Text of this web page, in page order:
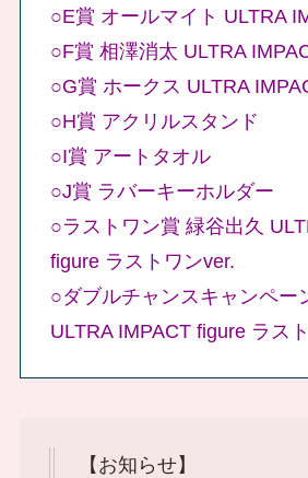
○E賞 オールマイト ULTRA
○F賞 相澤消太 ULTRA
○G賞 ホークス ULTRA
○H賞 アクリルスタンド
○I賞 アートタオル
○J賞 ラバーキーホルダー
○ラストワン賞 緑谷出久
figure ラストワンver.
○ダブルチャンスキャンペー
ULTRA IMPACT figure ラス
【お知らせ】